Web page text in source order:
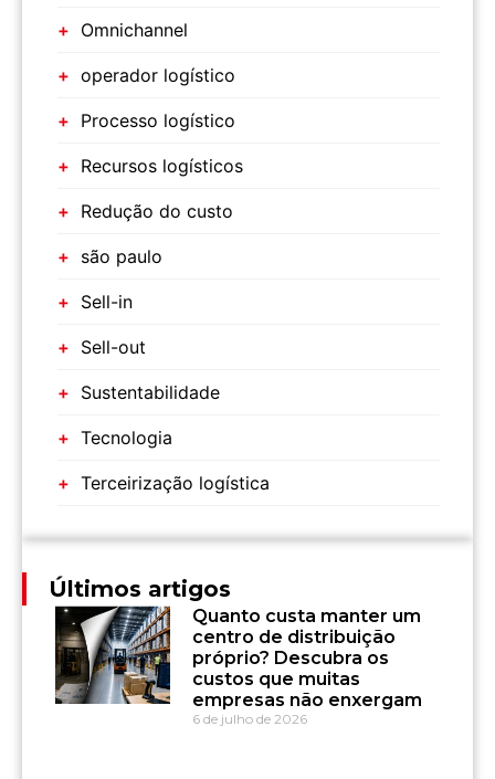
Omnichannel
operador logístico
Processo logístico
Recursos logísticos
Redução do custo
são paulo
Sell-in
Sell-out
Sustentabilidade
Tecnologia
Terceirização logística
Últimos artigos
Quanto custa manter um
centro de distribuição
próprio? Descubra os
custos que muitas
empresas não enxergam
6 de julho de 2026